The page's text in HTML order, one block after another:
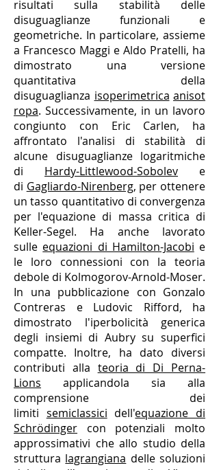
risultati sulla stabilità delle
disuguaglianze funzionali e
geometriche. In particolare, assieme
a Francesco Maggi e Aldo Pratelli, ha
dimostrato una versione
quantitativa della
disuguaglianza isoperimetrica anisot
ropa. Successivamente, in un lavoro
congiunto con Eric Carlen, ha
affrontato l'analisi di stabilità di
alcune disuguaglianze logaritmiche
di Hardy-Littlewood-Sobolev e
di Gagliardo-Nirenberg, per ottenere
un tasso quantitativo di convergenza
per l'equazione di massa critica di
Keller-Segel. Ha anche lavorato
sulle equazioni di Hamilton-Jacobi e
le loro connessioni con la teoria
debole di Kolmogorov-Arnold-Moser.
In una pubblicazione con Gonzalo
Contreras e Ludovic Rifford, ha
dimostrato l'iperbolicità generica
degli insiemi di Aubry su superfici
compatte. Inoltre, ha dato diversi
contributi alla teoria di Di Perna-
Lions applicandola sia alla
comprensione dei
limiti semiclassici dell'equazione di
Schrödinger con potenziali molto
approssimativi che allo studio della
struttura lagrangiana delle soluzioni